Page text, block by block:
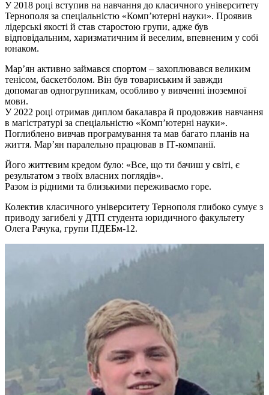
У 2018 році вступив на навчання до класичного університету
Тернополя за спеціальністю «Комп’ютерні науки». Проявив
лідерські якості й став старостою групи, адже був
відповідальним, харизматичним й веселим, впевненим у собі
юнаком.
Мар’ян активно займався спортом – захоплювався великим
тенісом, баскетболом. Він був товариським й завжди
допомагав одногрупникам, особливо у вивченні іноземної
мови.
У 2022 році отримав диплом бакалавра й продовжив навчання
в магістратурі за спеціальністю «Комп’ютерні науки».
Поглиблено вивчав програмування та мав багато планів на
життя. Мар’ян паралельно працював в ІТ-компанії.
Його життєвим кредом було: «Все, що ти бачиш у світі, є
результатом з твоїх власних поглядів».
Разом із рідними та близькими переживаємо горе.
Колектив класичного університету Тернополя глибоко сумує з
приводу загибелі у ДТП студента юридичного факультету
Олега Рачука, групи ПДЕБм-12.